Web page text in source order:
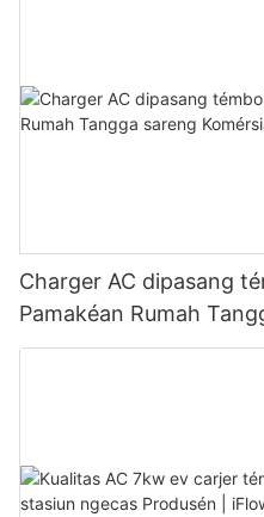
Charger AC dipasang
Pamakéan Rumah
OCPP1.6J